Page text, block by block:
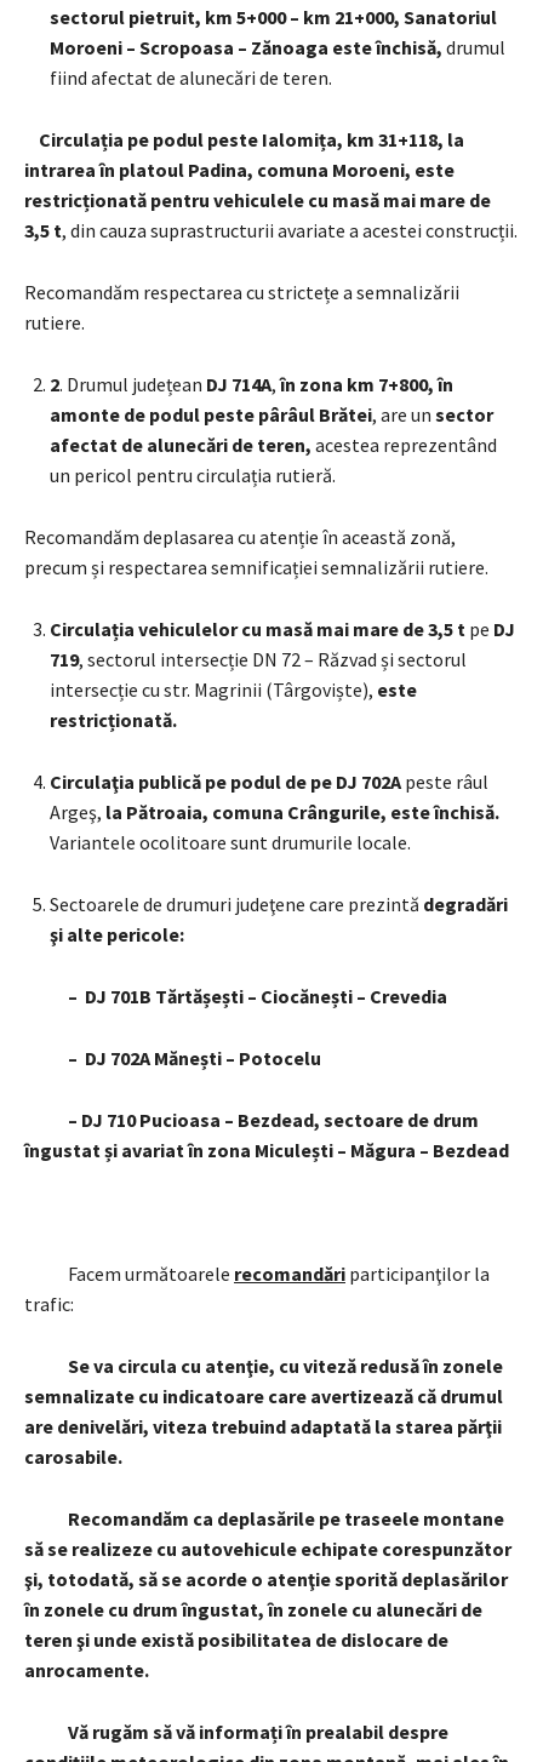
sectorul pietruit, km 5+000 – km 21+000, Sanatoriul
Moroeni – Scropoasa – Zănoaga este închisă, drumul
fiind afectat de alunecări de teren.
Circulația pe podul peste Ialomița, km 31+118, la
intrarea în platoul Padina, comuna Moroeni, este
restricționată pentru vehiculele cu masă mai mare de
3,5 t, din cauza suprastructurii avariate a acestei construcții.
Recomandăm respectarea cu strictețe a semnalizării
rutiere.
2. Drumul județean DJ 714A,în zona km 7+800, în
amonte de podul peste pârâul Brătei, are un sector
afectat de alunecări de teren, acestea reprezentând
un pericol pentru circulația rutieră.
Recomandăm deplasarea cu atenție în această zonă,
precum și respectarea semnificației semnalizării rutiere.
Circulația vehiculelor cu masă mai mare de 3,5 t pe DJ
719, sectorul intersecție DN 72 – Răzvad și sectorul
intersecție cu str. Magrinii (Târgoviște), este
restricționată.
Circulaţia publică pe podul de pe DJ 702A peste râul
Argeş, la Pătroaia, comuna Crângurile, este închisă.
Variantele ocolitoare sunt drumurile locale.
Sectoarele de drumuri judeţene care prezintă degradări
şi alte pericole:
– DJ 701B Tărtășești – Ciocănești – Crevedia
– DJ 702A Mănești – Potocelu
– DJ 710 Pucioasa – Bezdead, sectoare de drum
îngustat și avariat în zona Miculești – Măgura – Bezdead
Facem următoarele recomandări participanţilor la
trafic:
Se va circula cu atenţie, cu viteză redusă în zonele
semnalizate cu indicatoare care avertizează că drumul
are denivelări, viteza trebuind adaptată la starea părţii
carosabile.
Recomandăm ca deplasările pe traseele montane
să se realizeze cu autovehicule echipate corespunzător
şi, totodată, să se acorde o atenţie sporită deplasărilor
în zonele cu drum îngustat, în zonele cu alunecări de
teren şi unde există posibilitatea de dislocare de
anrocamente.
Vă rugăm să vă informați în prealabil despre